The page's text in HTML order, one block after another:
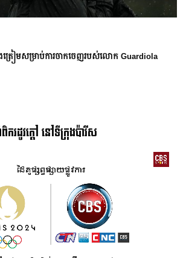
រៀមសម្រាប់ការចាកចេញរបស់លោក Guardiola
រដូវក្ដៅ នៅទីក្រុងប៉ារីស